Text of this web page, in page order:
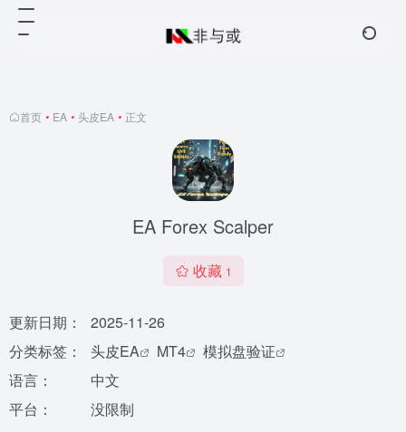
首页 • EA • 头皮EA • 正文
EA Forex Scalper
收藏 1
更新日期：
2025-11-26
分类标签：
头皮EA MT4
模拟盘验证
语言：
中文
平台：
没限制